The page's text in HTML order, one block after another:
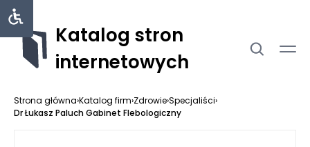
Katalog stron
internetowych
Strona główna›Katalog firm›Zdrowie›Specjaliści›
Dr Łukasz Paluch Gabinet Flebologiczny